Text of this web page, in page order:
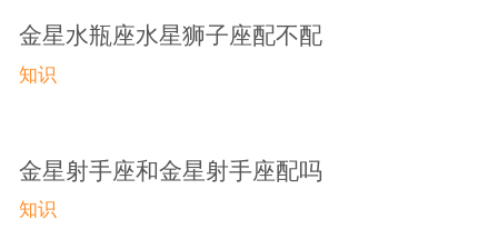
金星水瓶座水星狮子座配不配
知识
金星射手座和金星射手座配吗
知识